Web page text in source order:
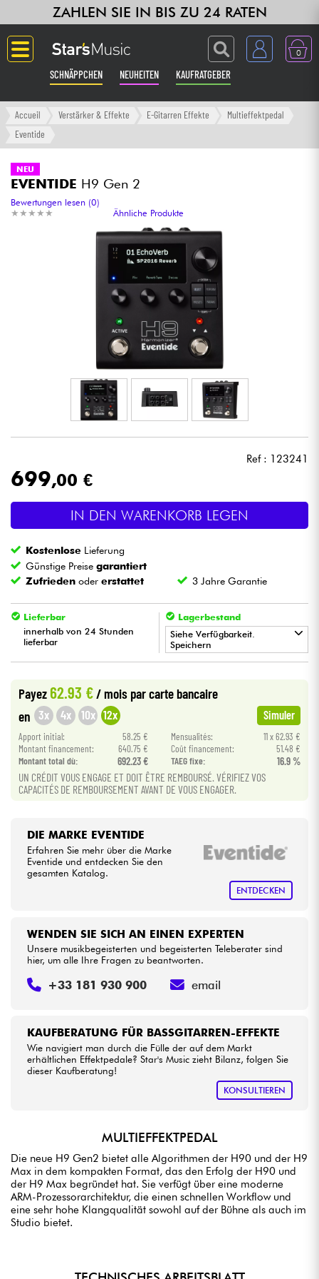
ZAHLEN SIE IN BIS ZU 24 RATEN
0
SCHNÄPPCHEN NEUHEITEN KAUFRATGEBER
Langue
Verstärker & Effekte
Klaviere & Piano
Synths & samplers
Licht
Drums
Blasinstrumente
Kinder
HiFi
Bundle
Sehen Sie sich unsere Marken an
Accueil Verstärker & Effekte E-Gitarren Effekte
Multieffektpedal
Eventide
NEU
EVENTIDE H9 Gen 2
★ ★ ★ ★ ★
★ ★ ★ ★ ★
Bewertungen lesen (0)
Ähnliche Produkte
Ref : 123241
699,00 €
IN DEN WARENKORB LEGEN
Kostenlose Lieferung
Günstige Preisegarantiert
Zufrieden odererstattet 3 Jahre Garantie
Lieferbar
innerhalb von 24 Stunden
lieferbar
Lagerbestand
Siehe Verfügbarkeit.
Speichern
BORDEAUX
Star'SMusic
• Music LILLE
•
Payez62.93 €/ mois par carte bancaire
en 3x 4x 10x 12x Simuler
Apport initial: 58.25 € Mensualités:
11 x 62.93 €
Montant financement:
640.75 € Coût financement:
51.48 €
Montant total dù:
692.23 € TAEG fixe: 16.9 %
UN CRÉDIT VOUS ENGAGE ET DOIT ÊTRE REMBOURSÉ. VÉRIFIEZ VOS
CAPACITÉS DE REMBOURSEMENT AVANT DE VOUS ENGAGER.
DIE MARKE EVENTIDE
Erfahren Sie mehr über die Marke
Eventide und entdecken Sie den
gesamten Katalog.
ENTDECKEN
KAUFBERATUNG FÜR BASSGITARREN-EFFEKTE
Wie navigiert man durch die Fülle der auf dem Markt
erhältlichen Effektpedale? Star's Music zieht Bilanz, folgen Sie
dieser Kaufberatung!
KONSULTIEREN
WENDEN SIE SICH AN EINEN EXPERTEN
Unsere musikbegeisterten und begeisterten Teleberater sind
hier, um alle Ihre Fragen zu beantworten.
+33 181 930 900 email
MULTIEFFEKTPEDAL
Die neue H9 Gen2 bietet alle Algorithmen der H90 und der H9
Max in dem kompakten Format, das den Erfolg der H90 und
der H9 Max begründet hat. Sie verfügt über eine moderne
ARM-Prozessorarchitektur, die einen schnellen Workflow und
eine sehr hohe Klangqualität sowohl auf der Bühne als auch im
Studio bietet.